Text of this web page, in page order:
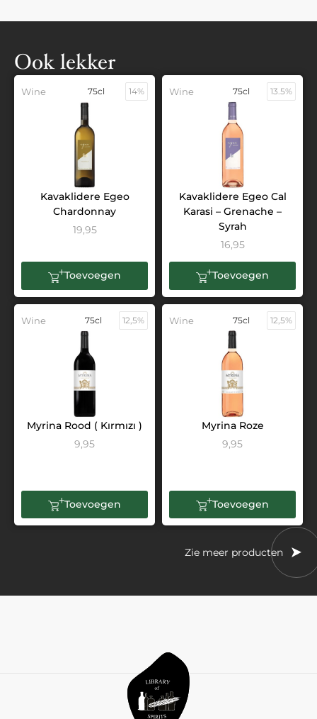
Ook lekker
Wine 75cl 14%
Kavaklidere Egeo
Chardonnay
19,95
Toevoegen
Wine 75cl 13.5%
Kavaklidere Egeo Cal
Karasi – Grenache –
Syrah
16,95
Toevoegen
Wine 75cl 12,5%
Myrina Rood ( Kırmızı )
9,95
Toevoegen
Wine 75cl 12,5%
Myrina Roze
9,95
Toevoegen
Zie meer producten